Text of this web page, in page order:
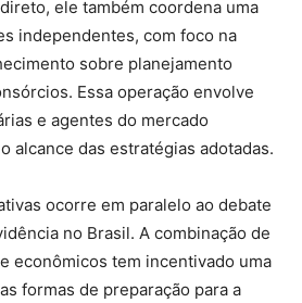
ele também coordena uma
independentes, com foco na
sobre planejamento
Essa operação envolve
e agentes do mercado
alcance das estratégias adotadas.
ocorre em paralelo ao debate
no Brasil. A combinação de
econômicos tem incentivado uma
formas de preparação para a